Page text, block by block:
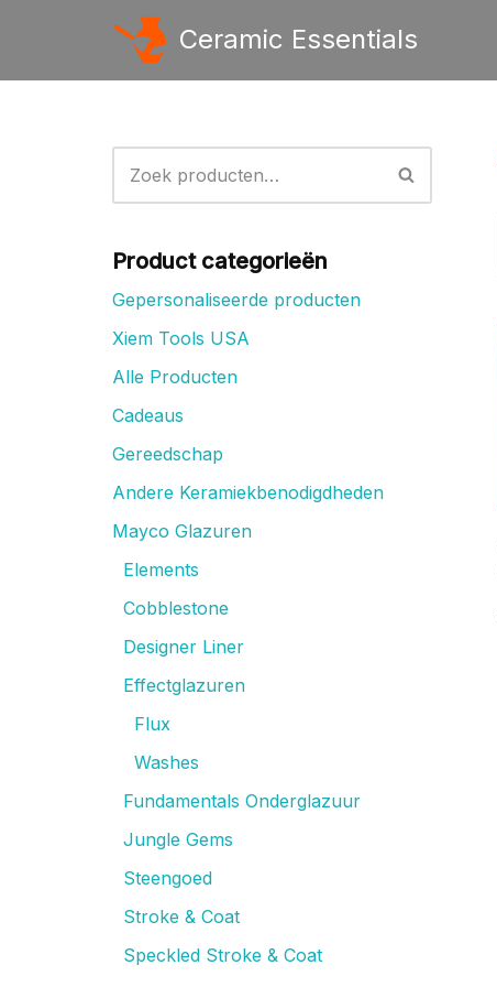
naar
Ceramic Essentials
Product categorieën
Gepersonaliseerde producten
Xiem Tools USA
Alle Producten
Cadeaus
Gereedschap
Andere Keramiekbenodigdheden
Mayco Glazuren
Elements
Cobblestone
Designer Liner
Effectglazuren
Flux
Washes
Fundamentals Onderglazuur
Jungle Gems
Steengoed
Stroke & Coat
Speckled Stroke & Coat